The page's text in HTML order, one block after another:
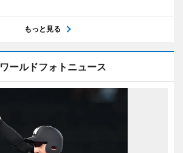
もっと見る
ワールドフォトニュース